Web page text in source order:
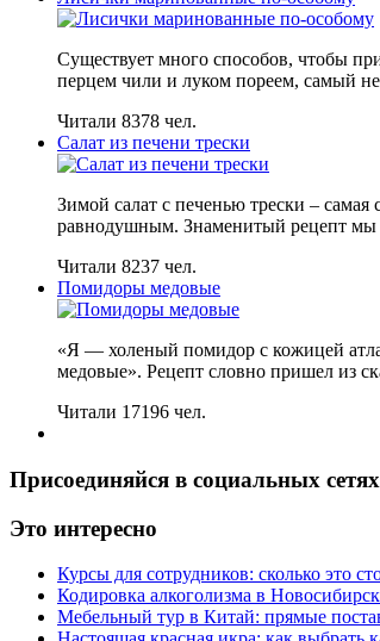
Существует много способов, чтобы
перцем чили и луком пореем, самый
Читали 8378 чел.
Салат из печени трески
Зимой салат с печенью трески – самая
равнодушным. Знаменитый рецепт мы
Читали 8237 чел.
Помидоры медовые
«Я — холеный помидор с кожицей
медовые». Рецепт словно пришел из
Читали 17196 чел.
Присоединяйся в социальных
Это интересно
Курсы для сотрудников: сколько это
Кодировка алкоголизма в
Мебельный тур в Китай: прямые